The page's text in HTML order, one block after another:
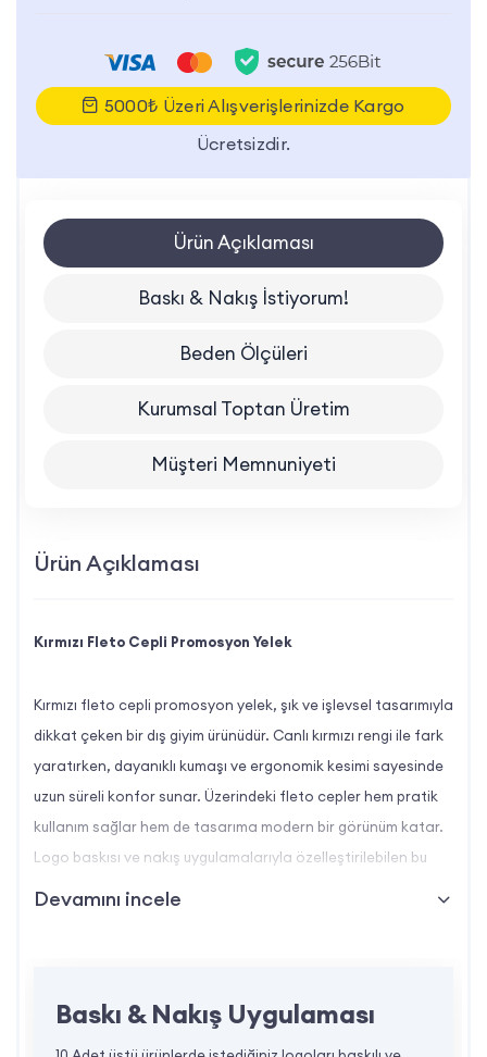
5000₺ Üzeri Alışverişlerinizde Kargo
Ücretsizdir.
Ürün Açıklaması
Baskı & Nakış İstiyorum!
Beden Ölçüleri
Kurumsal Toptan Üretim
Müşteri Memnuniyeti
Ürün Açıklaması
Kırmızı Fleto Cepli Promosyon Yelek
Kırmızı fleto cepli promosyon yelek, şık ve işlevsel tasarımıyla
dikkat çeken bir dış giyim ürünüdür. Canlı kırmızı rengi ile fark
yaratırken, dayanıklı kumaşı ve ergonomik kesimi sayesinde
uzun süreli konfor sunar. Üzerindeki fleto cepler hem pratik
kullanım sağlar hem de tasarıma modern bir görünüm katar.
Logo baskısı ve nakış uygulamalarıyla özelleştirilebilen bu
yelek, kurumsal tanıtımlar ve saha çalışmaları için idealdir.
Dayanıklı Dış Kumaş:Hafif yağış ve rüzgâra
Devamını incele
Baskı & Nakış Uygulaması